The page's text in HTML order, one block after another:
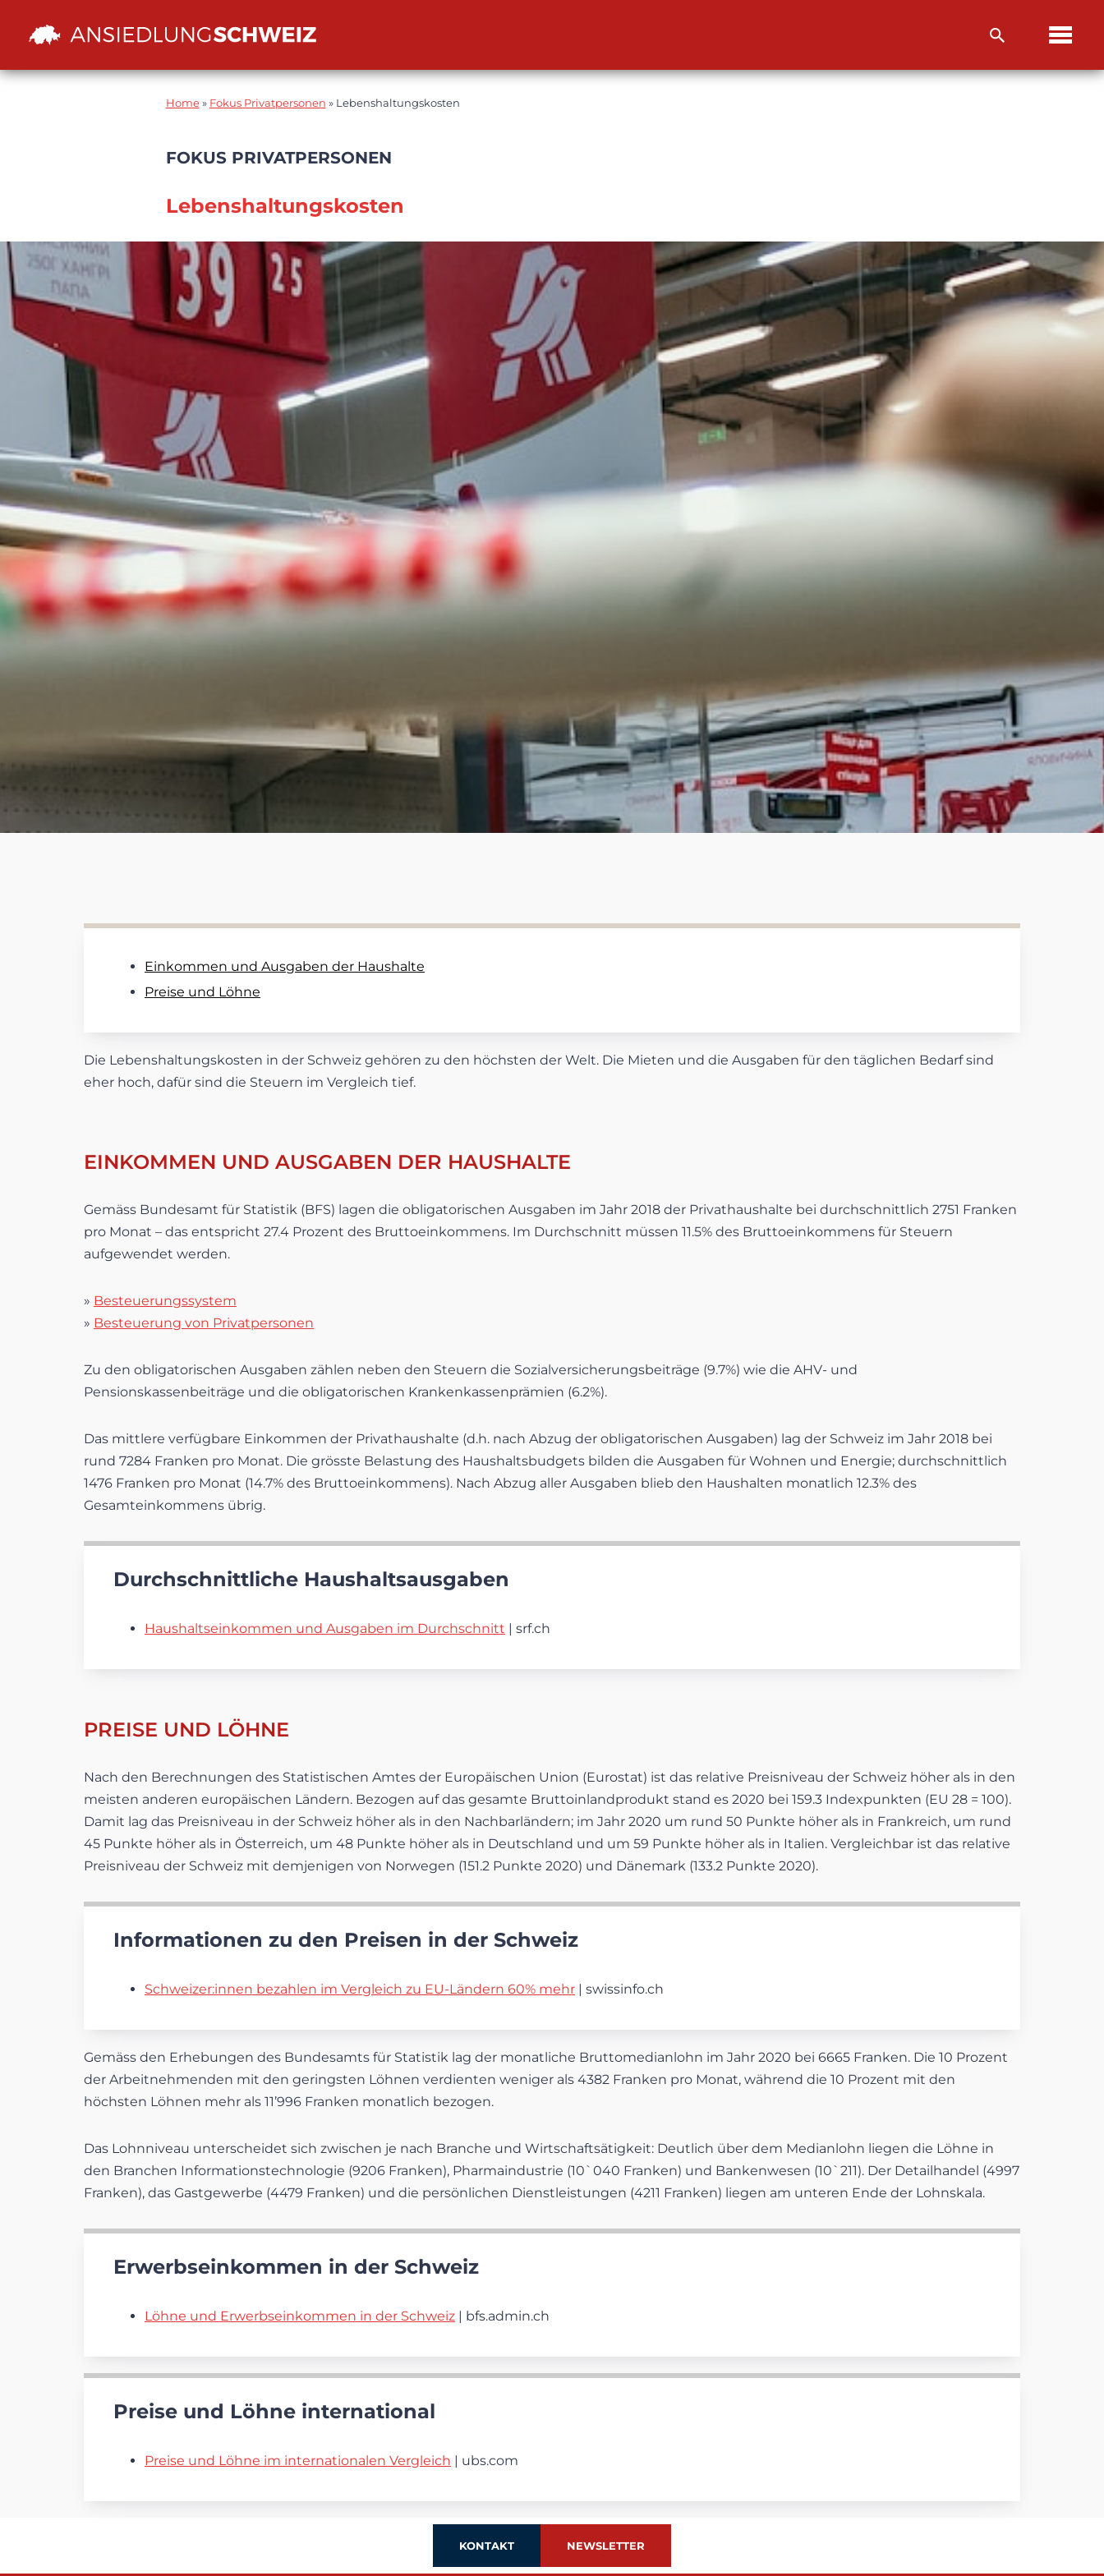
Zum
Inhalt
Home» Fokus Privatpersonen » Lebenshaltungskosten
FOKUS PRIVATPERSONEN
Lebenshaltungskosten
Einkommen und Ausgaben der Haushalte
Preise und Löhne
Die Lebenshaltungskosten in der Schweiz gehören zu den höchsten der Welt. Die Mieten und die Ausgaben für den täglichen Bedarf sind
eher hoch, dafür sind die Steuern im Vergleich tief.
EINKOMMEN UND AUSGABEN DER HAUSHALTE
Gemäss Bundesamt für Statistik (BFS) lagen die obligatorischen Ausgaben im Jahr 2018 der Privathaushalte bei durchschnittlich 2751 Franken
pro Monat – das entspricht 27.4 Prozent des Bruttoeinkommens. Im Durchschnitt müssen 11.5% des Bruttoeinkommens für Steuern
aufgewendet werden.
» Besteuerungssystem
» Besteuerung von Privatpersonen
Zu den obligatorischen Ausgaben zählen neben den Steuern die Sozialversicherungsbeiträge (9.7%) wie die AHV- und
Pensionskassenbeiträge und die obligatorischen Krankenkassenprämien (6.2%).
Das mittlere verfügbare Einkommen der Privathaushalte (d.h. nach Abzug der obligatorischen Ausgaben) lag der Schweiz im Jahr 2018 bei
rund 7284 Franken pro Monat. Die grösste Belastung des Haushaltsbudgets bilden die Ausgaben für Wohnen und Energie; durchschnittlich
1476 Franken pro Monat (14.7% des Bruttoeinkommens). Nach Abzug aller Ausgaben blieb den Haushalten monatlich 12.3% des
Gesamteinkommens übrig.
Durchschnittliche Haushaltsausgaben
Haushaltseinkommen und Ausgaben im Durchschnitt | srf.ch
PREISE UND LÖHNE
Nach den Berechnungen des Statistischen Amtes der Europäischen Union (Eurostat) ist das relative Preisniveau der Schweiz höher als in den
meisten anderen europäischen Ländern. Bezogen auf das gesamte Bruttoinlandprodukt stand es 2020 bei 159.3 Indexpunkten (EU 28 = 100).
Damit lag das Preisniveau in der Schweiz höher als in den Nachbarländern; im Jahr 2020 um rund 50 Punkte höher als in Frankreich, um rund
45 Punkte höher als in Österreich, um 48 Punkte höher als in Deutschland und um 59 Punkte höher als in Italien. Vergleichbar ist das relative
Preisniveau der Schweiz mit demjenigen von Norwegen (151.2 Punkte 2020) und Dänemark (133.2 Punkte 2020).
Informationen zu den Preisen in der Schweiz
Schweizer:innen bezahlen im Vergleich zu EU-Ländern 60% mehr | swissinfo.ch
Gemäss den Erhebungen des Bundesamts für Statistik lag der monatliche Bruttomedianlohn im Jahr 2020 bei 6665 Franken. Die 10 Prozent
der Arbeitnehmenden mit den geringsten Löhnen verdienten weniger als 4382 Franken pro Monat, während die 10 Prozent mit den
höchsten Löhnen mehr als 11’996 Franken monatlich bezogen.
Das Lohnniveau unterscheidet sich zwischen je nach Branche und Wirtschaftsätigkeit: Deutlich über dem Medianlohn liegen die Löhne in
den Branchen Informationstechnologie (9206 Franken), Pharmaindustrie (10`040 Franken) und Bankenwesen (10`211). Der Detailhandel (4997
Franken), das Gastgewerbe (4479 Franken) und die persönlichen Dienstleistungen (4211 Franken) liegen am unteren Ende der Lohnskala.
Erwerbseinkommen in der Schweiz
Löhne und Erwerbseinkommen in der Schweiz | bfs.admin.ch
Preise und Löhne international
Preise und Löhne im internationalen Vergleich | ubs.com
KONTAKT NEWSLETTER